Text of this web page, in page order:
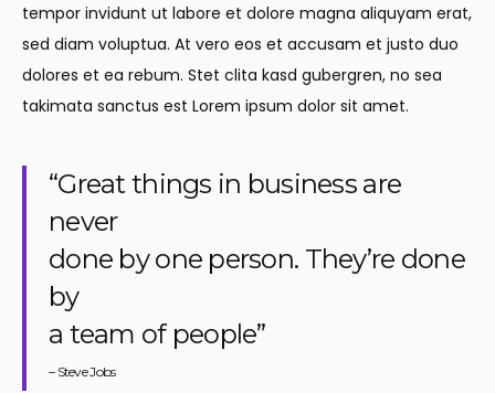
tempor invidunt ut labore et dolore magna aliquyam erat,
sed diam voluptua. At vero eos et accusam et justo duo
dolores et ea rebum. Stet clita kasd gubergren, no sea
takimata sanctus est Lorem ipsum dolor sit amet.
“Great things in business are
never
done by one person. They’re done
by
a team of people”
– Steve Jobs